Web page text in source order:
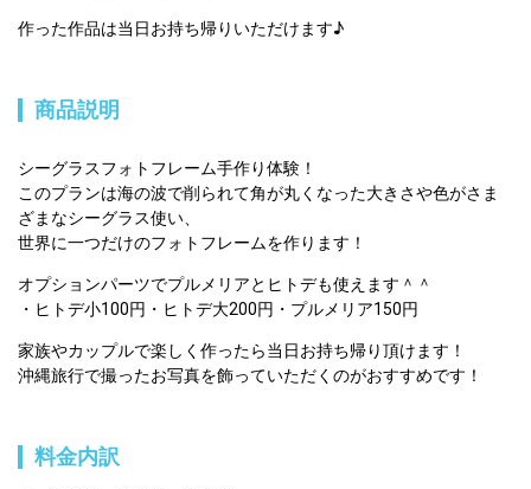
作った作品は当日お持ち帰りいただけます♪
商品説明
シーグラスフォトフレーム手作り体験！
このプランは海の波で削られて角が丸くなった大きさや色がさま
ざまなシーグラス使い、
世界に一つだけのフォトフレームを作ります！
オプションパーツでプルメリアとヒトデも使えます＾＾
・ヒトデ小100円・ヒトデ大200円・プルメリア150円
家族やカップルで楽しく作ったら当日お持ち帰り頂けます！
沖縄旅行で撮ったお写真を飾っていただくのがおすすめです！
料金内訳